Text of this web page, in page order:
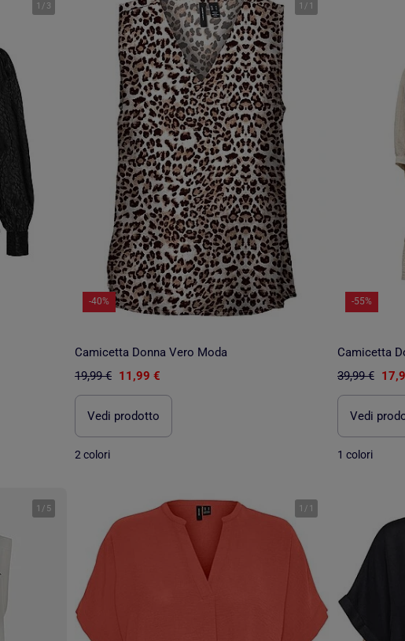
1 / 3 1 / 1
-40%
Camicetta Donna Vero Moda
19,99 € 11,99 €
Vedi prodotto
2 colori
-55%
Camicetta
39,99 €
Vedi
1 colori
1 / 5 1 / 1